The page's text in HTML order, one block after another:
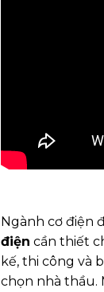
Ngành cơ điện
điện cần thiết
kế, thi công và
chọn nhà thầu.